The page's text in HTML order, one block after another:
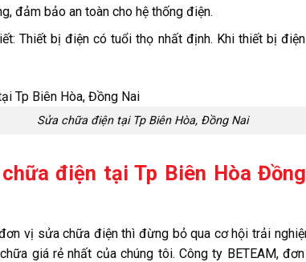
đảm bảo an toàn cho hệ thống điện.
Thiết bị điện có tuổi thọ nhất định. Khi thiết bị
Sửa chữa điện tại Tp Biên Hòa, Đồng Nai
điện tại Tp Biên Hòa
vị sửa chữa điện thì đừng bỏ qua cơ hội trải
giá rẻ nhất của chúng tôi. Công ty BETEAM,